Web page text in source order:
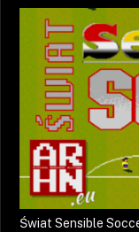
Świat Sensible